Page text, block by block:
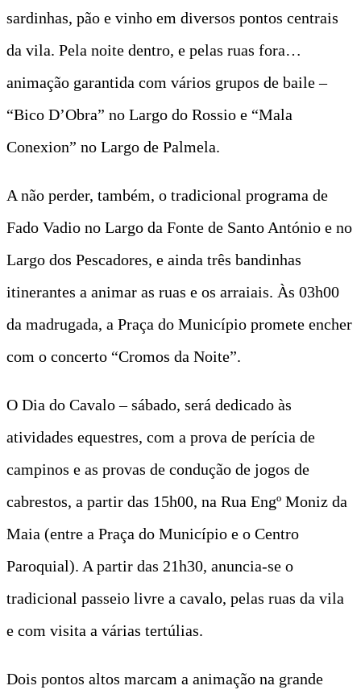
sardinhas, pão e vinho em diversos pontos centrais
da vila. Pela noite dentro, e pelas ruas fora…
animação garantida com vários grupos de baile –
“Bico D’Obra” no Largo do Rossio e “Mala
Conexion” no Largo de Palmela.
A não perder, também, o tradicional programa de
Fado Vadio no Largo da Fonte de Santo António e no
Largo dos Pescadores, e ainda três bandinhas
itinerantes a animar as ruas e os arraiais. Às 03h00
da madrugada, a Praça do Município promete encher
com o concerto “Cromos da Noite”.
O Dia do Cavalo – sábado, será dedicado às
atividades equestres, com a prova de perícia de
campinos e as provas de condução de jogos de
cabrestos, a partir das 15h00, na Rua Engº Moniz da
Maia (entre a Praça do Município e o Centro
Paroquial). A partir das 21h30, anuncia-se o
tradicional passeio livre a cavalo, pelas ruas da vila
e com visita a várias tertúlias.
Dois pontos altos marcam a animação na grande